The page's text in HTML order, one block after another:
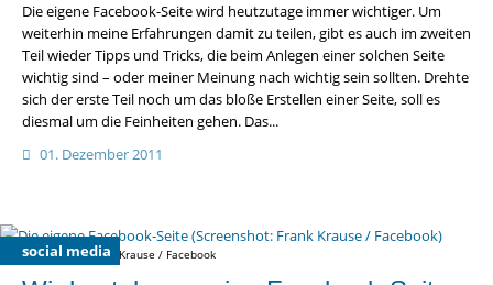
Die eigene Facebook-Seite wird heutzutage immer wichtiger. Um
weiterhin meine Erfahrungen damit zu teilen, gibt es auch im zweiten
Teil wieder Tipps und Tricks, die beim Anlegen einer solchen Seite
wichtig sind – oder meiner Meinung nach wichtig sein sollten. Drehte
sich der erste Teil noch um das bloße Erstellen einer Seite, soll es
diesmal um die Feinheiten gehen. Das...
01. Dezember 2011
Screenshot: Frank Krause / Facebook
social media